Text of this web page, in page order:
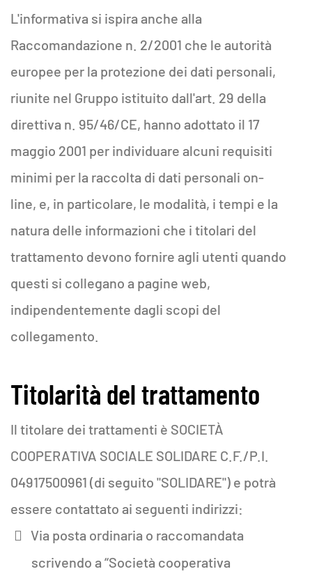
L'informativa si ispira anche alla
Raccomandazione n. 2/2001 che le autorità
europee per la protezione dei dati personali,
riunite nel Gruppo istituito dall'art. 29 della
direttiva n. 95/46/CE, hanno adottato il 17
maggio 2001 per individuare alcuni requisiti
minimi per la raccolta di dati personali on-
line, e, in particolare, le modalità, i tempi e la
natura delle informazioni che i titolari del
trattamento devono fornire agli utenti quando
questi si collegano a pagine web,
indipendentemente dagli scopi del
collegamento.
Titolarità del trattamento
Il titolare dei trattamenti è SOCIETÀ
COOPERATIVA SOCIALE SOLIDARE C.F./P.I.
04917500961 (di seguito "SOLIDARE") e potrà
essere contattato ai seguenti indirizzi:
Via posta ordinaria o raccomandata
scrivendo a “Società cooperativa